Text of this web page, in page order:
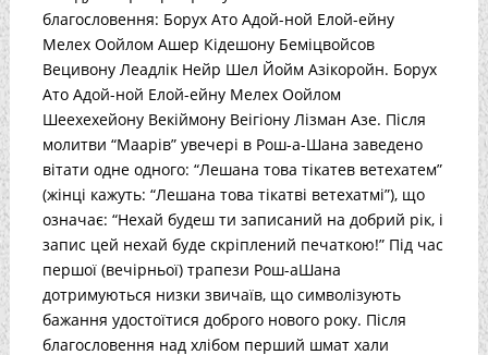
благословення: Борух Ато Адой-ной Елой-ейну
Мелех Оойлом Ашер Кідешону Беміцвойсов
Вецивону Леадлік Нейр Шел Йойм Азікоройн. Борух
Ато Адой-ной Елой-ейну Мелех Оойлом
Шеехехейону Векіймону Веігіону Лізман Азе. Після
молитви “Маарів” увечері в Рош-а-Шана заведено
вітати одне одного: “Лешана това тікатев ветехатем”
(жінці кажуть: “Лешана това тікатві ветехатмі”), що
означає: “Нехай будеш ти записаний на добрий рік, і
запис цей нехай буде скріплений печаткою!” Під час
першої (вечірньої) трапези Рош-аШана
дотримуються низки звичаїв, що символізують
бажання удостоїтися доброго нового року. Після
благословення над хлібом перший шмат хали